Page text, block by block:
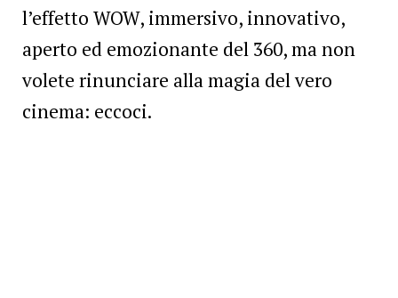
l’effetto WOW, immersivo, innovativo,
aperto ed emozionante del 360, ma non
volete rinunciare alla magia del vero
cinema: eccoci.